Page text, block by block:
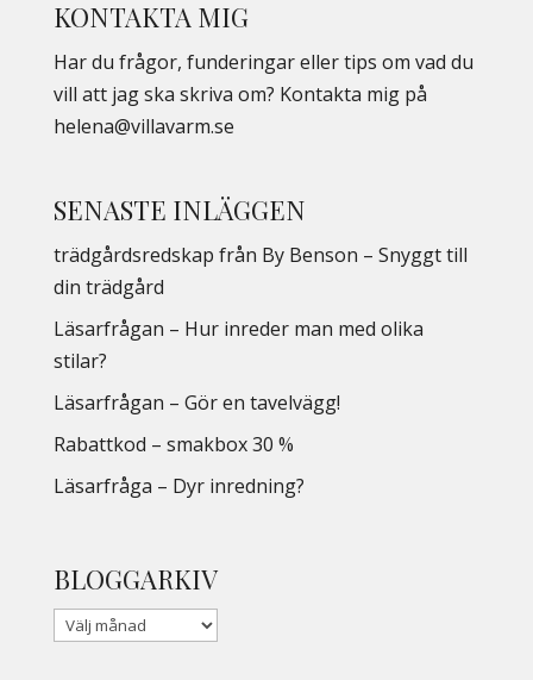
KONTAKTA MIG
Har du frågor, funderingar eller tips om vad du
vill att jag ska skriva om? Kontakta mig på
helena@villavarm.se
SENASTE INLÄGGEN
trädgårdsredskap från By Benson – Snyggt till
din trädgård
Läsarfrågan – Hur inreder man med olika
stilar?
Läsarfrågan – Gör en tavelvägg!
Rabattkod – smakbox 30 %
Läsarfråga – Dyr inredning?
BLOGGARKIV